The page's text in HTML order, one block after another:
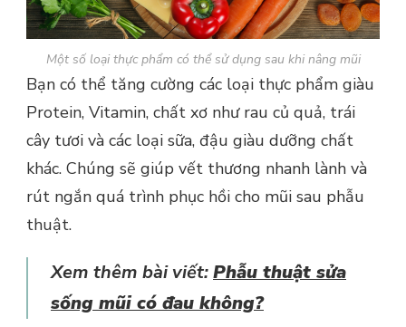
Một số loại thực phẩm có thể sử dụng sau khi nâng mũi
Bạn có thể tăng cường các loại thực phẩm giàu
Protein, Vitamin, chất xơ như rau củ quả, trái
cây tươi và các loại sữa, đậu giàu dưỡng chất
khác. Chúng sẽ giúp vết thương nhanh lành và
rút ngắn quá trình phục hồi cho mũi sau phẫu
thuật.
Xem thêm bài viết:Phẫu thuật sửa
sống mũi có đau không?